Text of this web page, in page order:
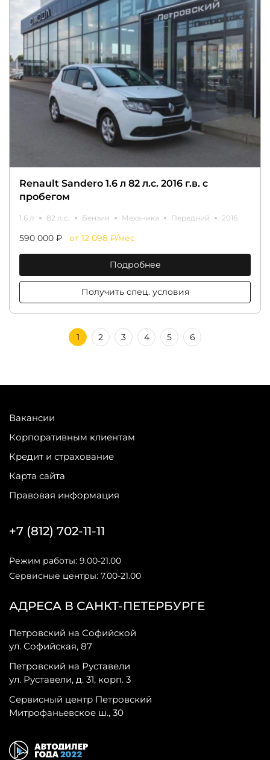
Renault Sandero 1.6 л 82 л.с. 2016 г.в. с
пробегом
1.6 л 82 л.с. Бензин Механика Передний 2016
590 000 ₽ от 12 098 ₽/мес
Подробнее
Получить спец. условия
1 2 3 4 5 6
Вакансии
Корпоративным клиентам
Кредит и страхование
Карта сайта
Правовая информация
АДРЕСА В САНКТ-ПЕТЕРБУРГЕ
Петровский на Софийской
ул. Софийская, 87
Петровский на Руставели
ул. Руставели, д. 31, корп. 3
Сервисный центр Петровский
Митрофаньевское ш., 30
+7 (812) 702-11-11
Режим работы: 9.00-21.00
Сервисные центры: 7.00-21.00